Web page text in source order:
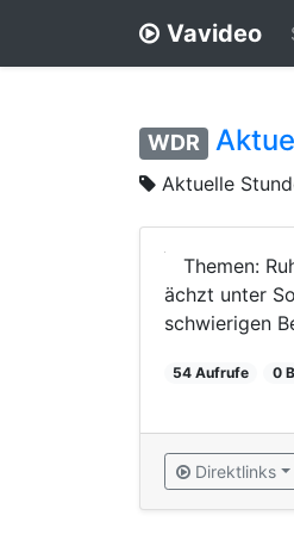
Vavideo
WDR
Aktuelle
Themen:
ächzt unter
schwierigen
54 Aufrufe 0
Direktlinks